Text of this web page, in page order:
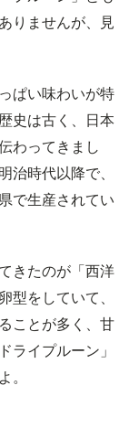
りませんが、見
ぱい味わいが特
史は古く、日本
わってきまし
治時代以降で、
で生産されてい
きたのが「西洋
型をしていて、
ことが多く、甘
ライプルーン」
。